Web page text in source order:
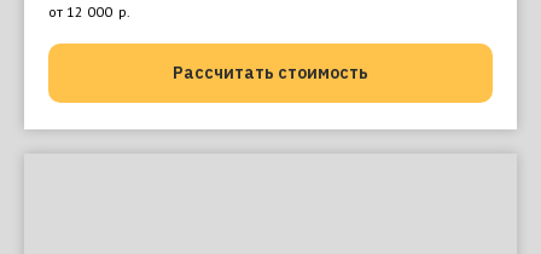
от 12 000 р.
Рассчитать стоимость